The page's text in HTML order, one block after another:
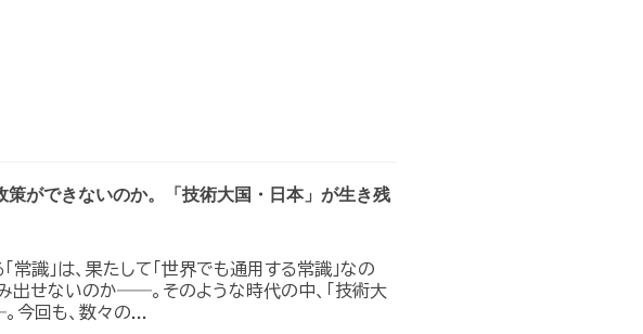
ができないのか。「技術大国・日本」が生き残
識」は、果たして「世界でも通用する常識」なの
出せないのか――。そのような時代の中、「技術大
今回も、数々の...